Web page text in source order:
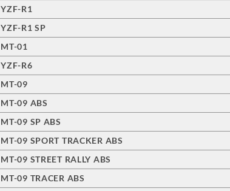
YZF-R1
YZF-R1 SP
MT-01
YZF-R6
MT-09
MT-09 ABS
MT-09 SP ABS
MT-09 SPORT TRACKER ABS
MT-09 STREET RALLY ABS
MT-09 TRACER ABS